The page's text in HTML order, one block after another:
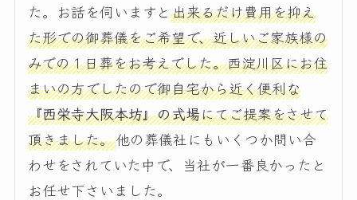
た。お話を伺いますと出来るだけ費用を抑え
た形での御葬儀をご希望で、近しいご家族様の
みでの１日葬をお考えでした。西淀川区にお住
まいの方でしたので御自宅から近く便利な
『西栄寺大阪本坊』の式場にてご提案をさせて
頂きました。他の葬儀社にもいくつか問い合
わせをされていた中で、当社が一番良かったと
お任せ下さいました。